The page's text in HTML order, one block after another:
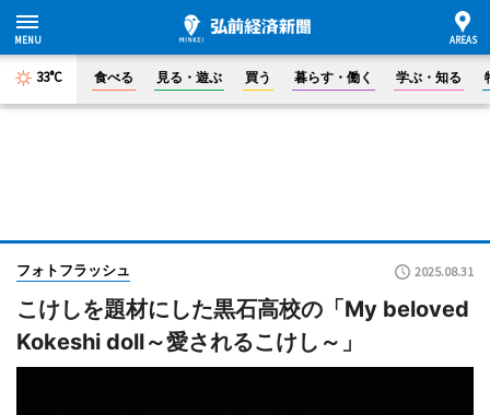
33°C 食べる 見る・遊ぶ 買う 暮らす・働く 学ぶ・知る
フォトフラッシュ 2025.08.31
こけしを題材にした黒石高校の「My beloved
Kokeshi doll～愛されるこけし～」